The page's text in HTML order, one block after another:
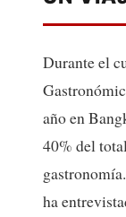
Durante el
año en
40% del
ha